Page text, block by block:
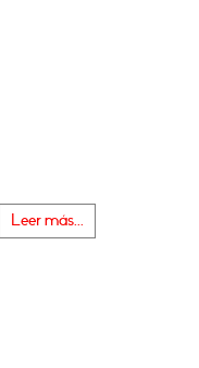
Leer más...